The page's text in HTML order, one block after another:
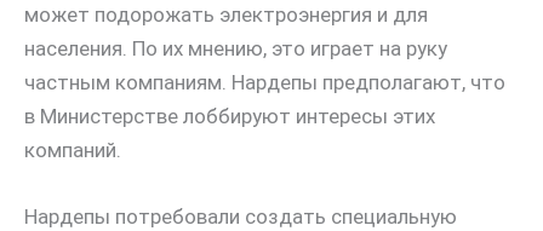
может подорожать электроэнергия и для
населения. По их мнению, это играет на руку
частным компаниям. Нардепы предполагают, что
в Министерстве лоббируют интересы этих
компаний.
Нардепы потребовали создать специальную